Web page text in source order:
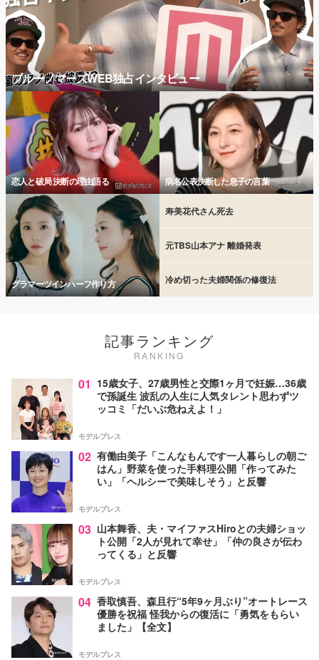
ブルーノマーズWEB独占インタビュー
恋人と破局 決断の理由語る 病名公表決断した息子の言葉
グラマーツインハーフ作り方
寿美花代さん死去
元TBS山本アナ 離婚発表
冷め切った夫婦関係の修復法
記事ランキング
RANKING
01 15歳女子、27歳男性と交際1ヶ月で妊娠…36歳
で孫誕生 波乱の人生に人気タレント思わずツ
ッコミ「だいぶ危ねえよ！」
モデルプレス
02 有働由美子「こんなもんです一人暮らしの朝ご
はん」野菜を使った手料理公開「作ってみた
い」「ヘルシーで美味しそう」と反響
モデルプレス
03 山本舞香、夫・マイファスHiroとの夫婦ショッ
ト公開「2人が見れて幸せ」「仲の良さが伝わ
ってくる」と反響
モデルプレス
04 香取慎吾、森且行“5年9ヶ月ぶり”オートレース
優勝を祝福 怪我からの復活に「勇気をもらい
ました」【全文】
モデルプレス